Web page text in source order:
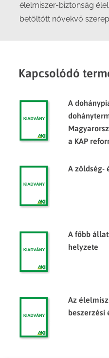
élelmiszer-biztonság
betöltött növekvő
Kapcsolódó
A
a KAP
A zöldség-
A főbb
helyzete
Az
beszerzési